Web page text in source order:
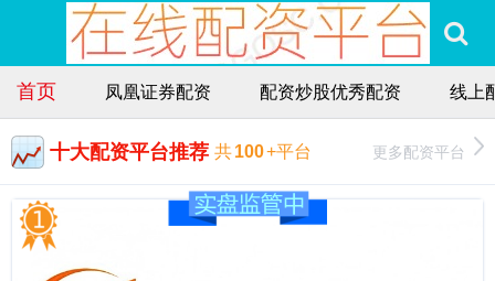
首页 凤凰证券配资 配资炒股优秀配资 线上
十大配资平台推荐 共100+平台 更多配资平台